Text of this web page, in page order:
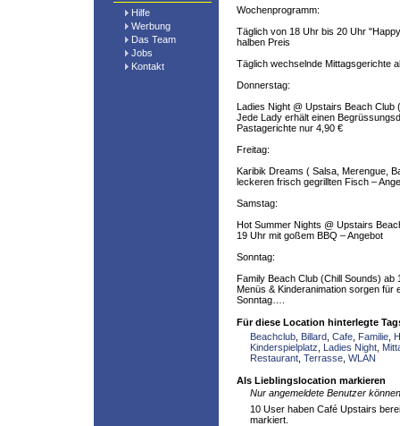
Hilfe
Werbung
Das Team
Jobs
Kontakt
Wochenprogramm:
Täglich von 18 Uhr bis 20 Uhr
halben Preis
Täglich wechselnde Mittagsgerichte
Donnerstag:
Ladies Night @ Upstairs Beach Club
Jede Lady erhält einen
Pastagerichte nur 4,90 €
Freitag:
Karibik Dreams ( Salsa, Merengue,
leckeren frisch gegrillten Fisch –
Samstag:
Hot Summer Nights @ Upstairs
19 Uhr mit goßem BBQ – Angebot
Sonntag:
Family Beach Club (Chill Sounds) ab
Menüs & Kinderanimation sorgen für
Sonntag….
Für diese Location hinterlegte
Beachclub Billard Cafe Familie
Kinderspielplatz
Ladies Night
Restaurant Terrasse WLAN
Als Lieblingslocation markieren
Nur angemeldete Benutzer
10 User haben Café Upstairs
markiert.